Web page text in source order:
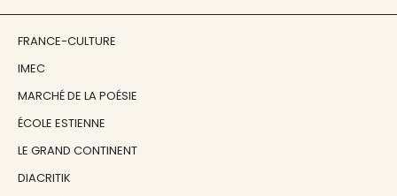
FRANCE-CULTURE
IMEC
MARCHÉ DE LA POÉSIE
ÉCOLE ESTIENNE
LE GRAND CONTINENT
DIACRITIK